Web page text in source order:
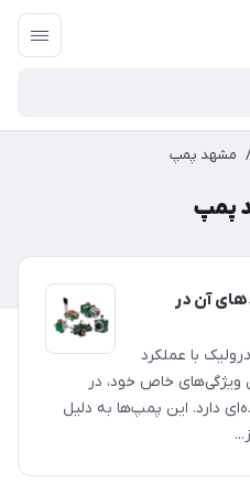
/ مشهد پمپ
پمپ
آن در
با عملکرد
ویژگی‌های خاص خود، در
دارد. این پمپ‌ها به دلیل